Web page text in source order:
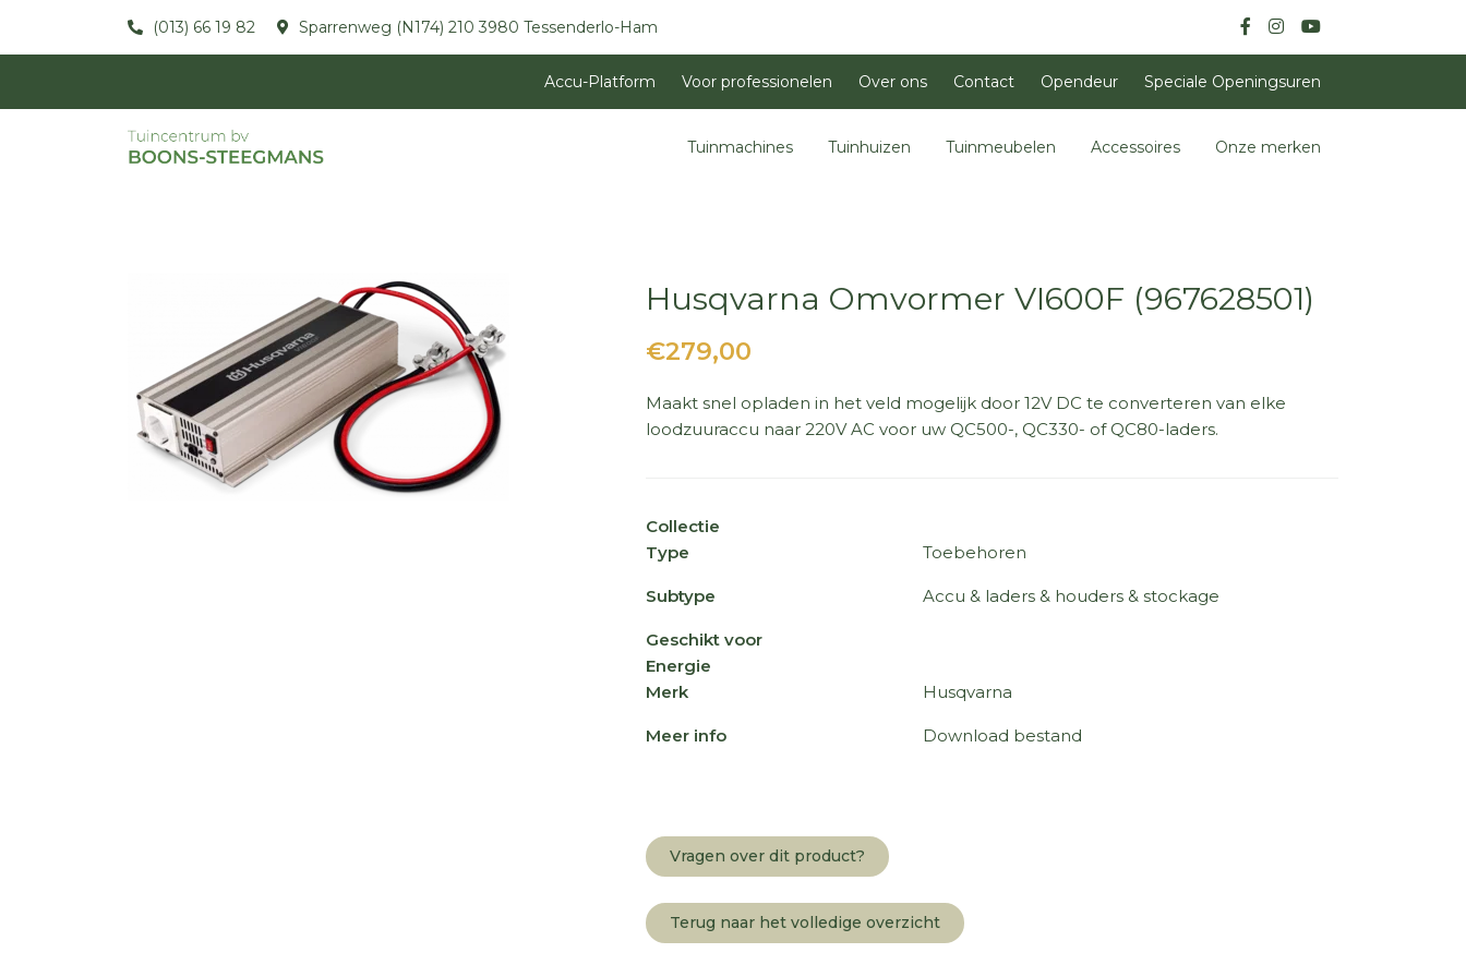
(013) 66 19 82 Sparrenweg (N174) 210 3980 Tessenderlo-Ham
Accu-Platform Voor professionelen Over ons Contact Opendeur Speciale Openingsuren
Tuinmachines Tuinhuizen Tuinmeubelen Accessoires Onze merken
Husqvarna Omvormer VI600F (967628501)
€279,00
Maakt snel opladen in het veld mogelijk door 12V DC te converteren van elke
loodzuuraccu naar 220V AC voor uw QC500-, QC330- of QC80-laders.
Collectie
Type
Toebehoren
Subtype Accu & laders & houders & stockage
Geschikt voor
Energie
Merk
Husqvarna
Meer info Download bestand
Vragen over dit product?
Terug naar het volledige overzicht